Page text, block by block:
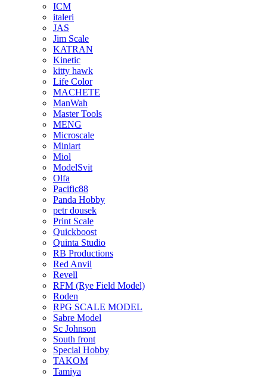
ICM
italeri
JAS
Jim Scale
KATRAN
Kinetic
kitty hawk
Life Color
MACHETE
ManWah
Master Tools
MENG
Microscale
Miniart
Miol
ModelSvit
Olfa
Pacific88
Panda Hobby
petr dousek
Print Scale
Quickboost
Quinta Studio
RB Productions
Red Anvil
Revell
RFM (Rye Field Model)
Roden
RPG SCALE MODEL
Sabre Model
Sc Johnson
South front
Special Hobby
TAKOM
Tamiya